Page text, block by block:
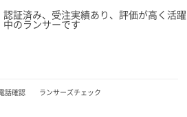
認証済み、受注実績あり、評価が高く活躍
中のランサーです
話確認 ランサーズチェック